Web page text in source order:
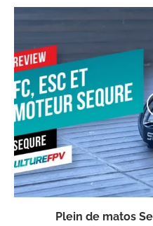
Plein de matos